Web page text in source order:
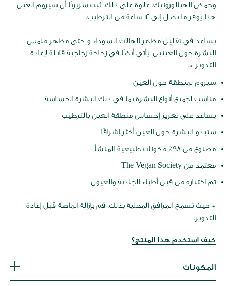
وحمض الهيالورونيك. علاوة على ذلك، ثبت سريريًا أن سيروم العين
هذا يوفر ما يصل إلى 12 ساعة من الترطيب.
يساعد في تقليل مظهر الهالات السوداء و حتى مظهر ملمس
البشرة حول العينين، يأتي أيضًا في زجاجة زجاجية قابلة لإعادة
التدوير *.
سيروم لمنطقة حول العين
مناسب لجميع أنواع البشرة بما في ذلك البشرة الحساسة
يساعد على تعزيز إحساس منطقة العين بالترطيب
ستبدو البشرة حول العين أكثر إشراقًا
مصنوع من 98٪ مكونات طبيعية المنشأ
معتمد من The Vegan Society
تم اختباره من قبل أطباء الجلدية والعيون
* حيث تسمح المرافق المحلية بذلك. قم بإزالة الماصة قبل إعادة
التدوير.
كيف استخدم هذا المنتج؟
المكونات